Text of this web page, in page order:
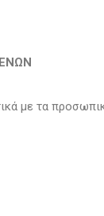
με τα